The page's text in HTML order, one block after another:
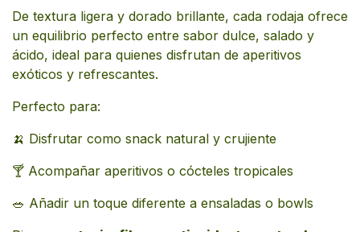
De textura ligera y dorado brillante, cada rodaja ofrece
un equilibrio perfecto entre sabor dulce, salado y
ácido, ideal para quienes disfrutan de aperitivos
exóticos y refrescantes.
Perfecto para:
🍌 Disfrutar como snack natural y crujiente
🍸 Acompañar aperitivos o cócteles tropicales
🥗 Añadir un toque diferente a ensaladas o bowls